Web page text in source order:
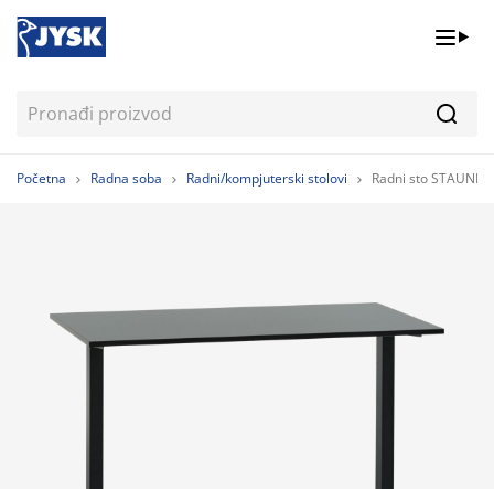
Početna Radna soba Radni/kompjuterski stolovi Radni sto